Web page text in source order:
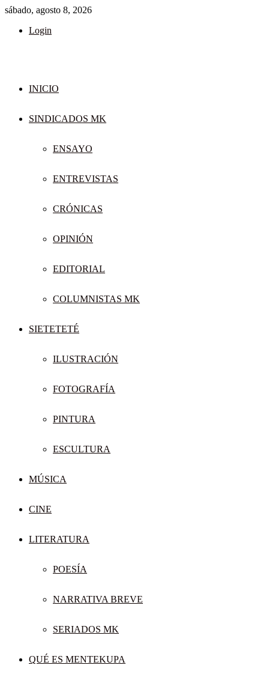
sábado, agosto 8, 2026
Login
INICIO
SINDICADOS MK
ENSAYO
ENTREVISTAS
CRÓNICAS
OPINIÓN
EDITORIAL
COLUMNISTAS MK
SIETETETÉ
ILUSTRACIÓN
FOTOGRAFÍA
PINTURA
ESCULTURA
MÚSICA
CINE
LITERATURA
POESÍA
NARRATIVA BREVE
SERIADOS MK
QUÉ ES MENTEKUPA